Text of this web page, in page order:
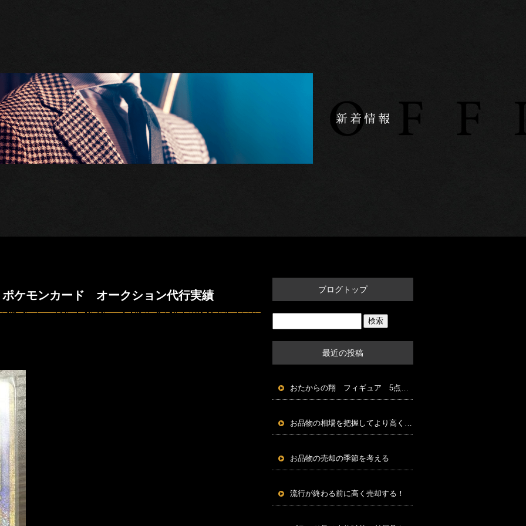
ケモンカード オークション代行実績 ブログトップ
最近の投稿
おたからの翔 フィギュア 5点以上で買取5％UP中！
お品物の相場を把握してより高く売れる方法を探す
お品物の売却の季節を考える
流行が終わる前に高く売却する！